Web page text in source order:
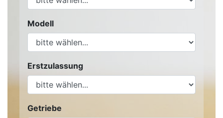
Modell
Erstzulassung
Getriebe